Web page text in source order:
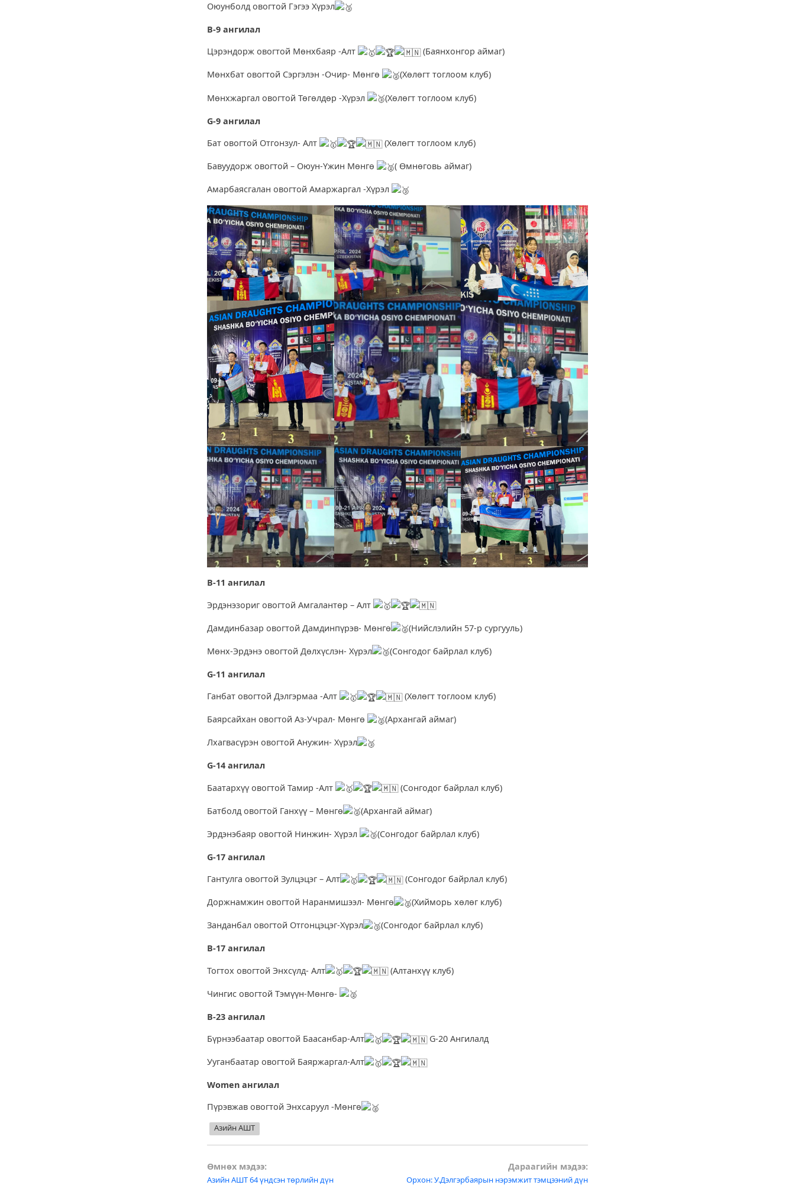
Оюунболд овогтой Гэгээ Хүрэл
В-9 ангилал
Цэрэндорж овогтой Мөнхбаяр -Алт
(Баянхонгор аймаг)
Мөнхбат овогтой Сэргэлэн -Очир- Мөнгө (Хөлөгт тоглоом клуб)
Мөнхжаргал овогтой Төгөлдөр -Хүрэл (Хөлөгт тоглоом клуб)
G-9 ангилал
Бат овогтой Отгонзул- Алт
(Хөлөгт тоглоом клуб)
Бавуудорж овогтой – Оюун-Үжин Мөнгө ( Өмнөговь аймаг)
Амарбаясгалан овогтой Амаржаргал -Хүрэл
В-11 ангилал
Эрдэнэзориг овогтой Амгалантөр – Алт
Дамдинбазар овогтой Дамдинпүрэв- Мөнгө (Нийслэлийн 57-р сургууль)
Мөнх-Эрдэнэ овогтой Дөлхүслэн- Хүрэл (Сонгодог байрлал клуб)
G-11 ангилал
Ганбат овогтой Дэлгэрмаа -Алт
(Хөлөгт тоглоом клуб)
Баярсайхан овогтой Аз-Учрал- Мөнгө (Архангай аймаг)
Лхагвасүрэн овогтой Анужин- Хүрэл
G-14 ангилал
Баатархүү овогтой Тамир -Алт
(Сонгодог байрлал клуб)
Батболд овогтой Ганхүү – Мөнгө (Архангай аймаг)
Эрдэнэбаяр овогтой Нинжин- Хүрэл (Сонгодог байрлал клуб)
G-17 ангилал
Гантулга овогтой Зулцэцэг – Алт
(Сонгодог байрлал клуб)
Доржнамжин овогтой Наранмишээл- Мөнгө (Хийморь хөлөг клуб)
Занданбал овогтой Отгонцэцэг-Хүрэл (Сонгодог байрлал клуб)
В-17 ангилал
Тогтох овогтой Энхсүлд- Алт
(Алтанхүү клуб)
Чингис овогтой Тэмүүн-Мөнгө-
В-23 ангилал
Бүрнээбаатар овогтой Баасанбар-Алт
G-20 Ангилалд
Ууганбаатар овогтой Баяржаргал-Алт
Women ангилал
Пүрэвжав овогтой Энхсаруул -Мөнгө
Азийн АШТ
Post
Өмнөх мэдээ:
Азийн АШТ 64 үндсэн төрлийн дүн
Дараагийн мэдээ:
Орхон: У.Дэлгэрбаярын нэрэмжит тэмцээний дүн